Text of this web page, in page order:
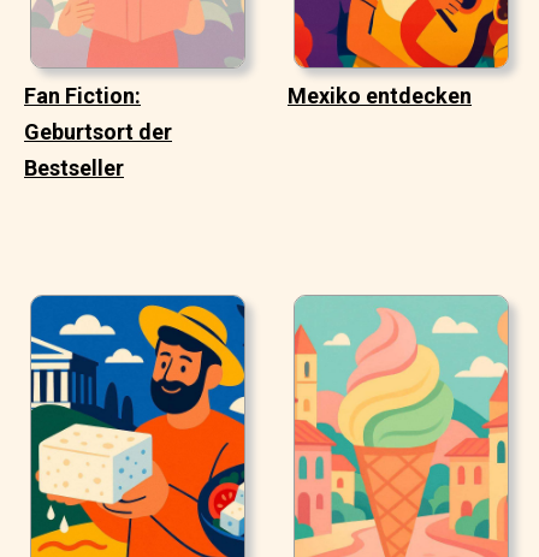
Fan Fiction:
Geburtsort der
Bestseller
Mexiko entdecken